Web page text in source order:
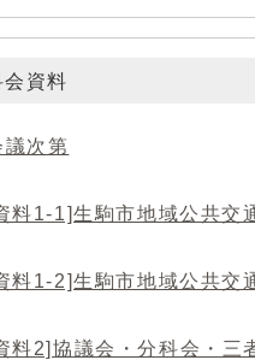
会資料
議次第
料1-1]生駒市地域公共交
料1-2]生駒市地域公共交
料2]協議会・分科会・三